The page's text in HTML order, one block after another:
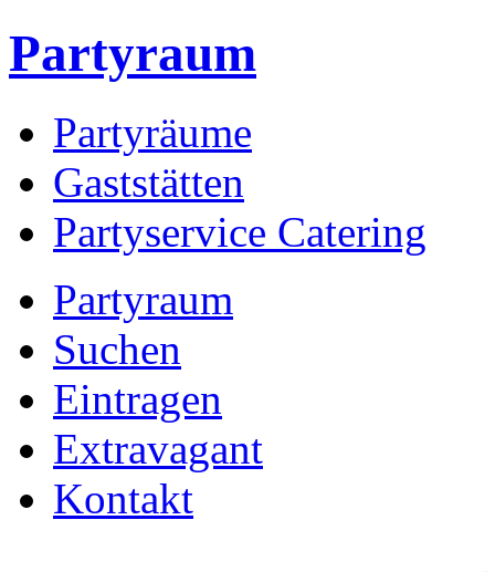
Partyraum
Partyräume
Gaststätten
Partyservice Catering
Partyraum
Suchen
Eintragen
Extravagant
Kontakt